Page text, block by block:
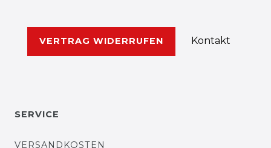
VERTRAG WIDERRUFEN Kontakt
SERVICE
VERSANDKOSTEN